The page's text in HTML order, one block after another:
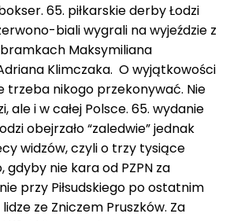
65. piłkarskie derby Łodzi
biali wygrali na wyjeździe z
Maksymiliana
Klimczaka. O wyjątkowości
trzeba nikogo przekonywać. Nie
ale i w całej Polsce. 65. wydanie
obejrzało “zaledwie” jednak
widzów, czyli o trzy tysiące
gdyby nie kara od PZPN za
przy Piłsudskiego po ostatnim
ze Zniczem Pruszków. Za